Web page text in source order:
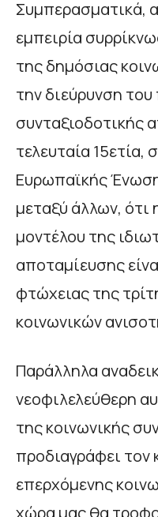
Συμπερασματικά,
εμπειρία
της δημόσιας
την διεύρυνση
συνταξιοδοτικής
τελευταία 15ετία,
Ευρωπαϊκής
μεταξύ άλλων, ότι
μοντέλου της
αποταμίευσης
φτώχειας της
κοινωνικών
Παράλληλα
νεοφιλελεύθερη
της κοινωνικής
προδιαγράφει τον
επερχόμενης
χώρα μας θα